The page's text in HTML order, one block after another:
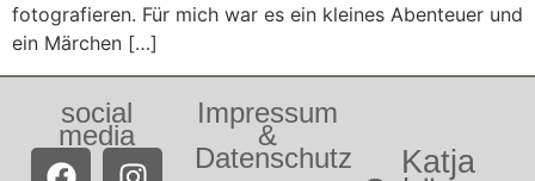
fotografieren. Für mich war es ein kleines Abenteuer und
ein Märchen […]
social
media
Impressum
&
Datenschutz
Katja